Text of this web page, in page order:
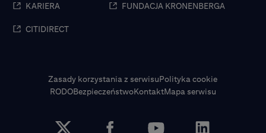
KARIERA FUNDACJA KRONENBERGA
CITIDIRECT
Zasady korzystania z serwisuPolityka cookie
RODOBezpieczeństwoKontaktMapa serwisu